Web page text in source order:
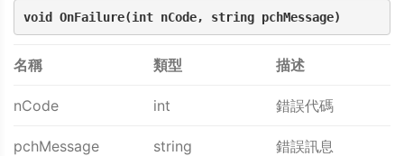
void OnFailure(int nCode, string pchMessage)
名稱 類型 描述
nCode int 錯誤代碼
pchMessage string 錯誤訊息